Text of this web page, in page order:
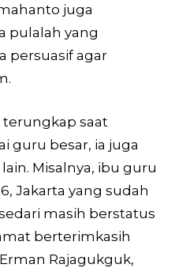
juga
pulalah yang
persuasif agar
terungkap saat
guru besar, ia juga
Misalnya, ibu guru
Jakarta yang sudah
masih berstatus
berterimkasih
Rajagukguk,